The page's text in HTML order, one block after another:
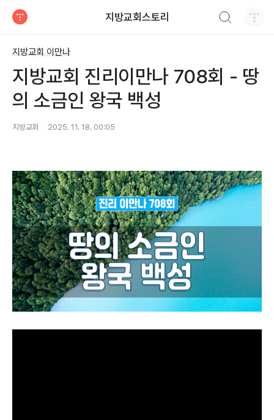
지방교회스토리
지방교회 이만나
지방교회 진리이만나 708회 - 땅
의 소금인 왕국 백성
지방교회 2025. 11. 18. 00:05